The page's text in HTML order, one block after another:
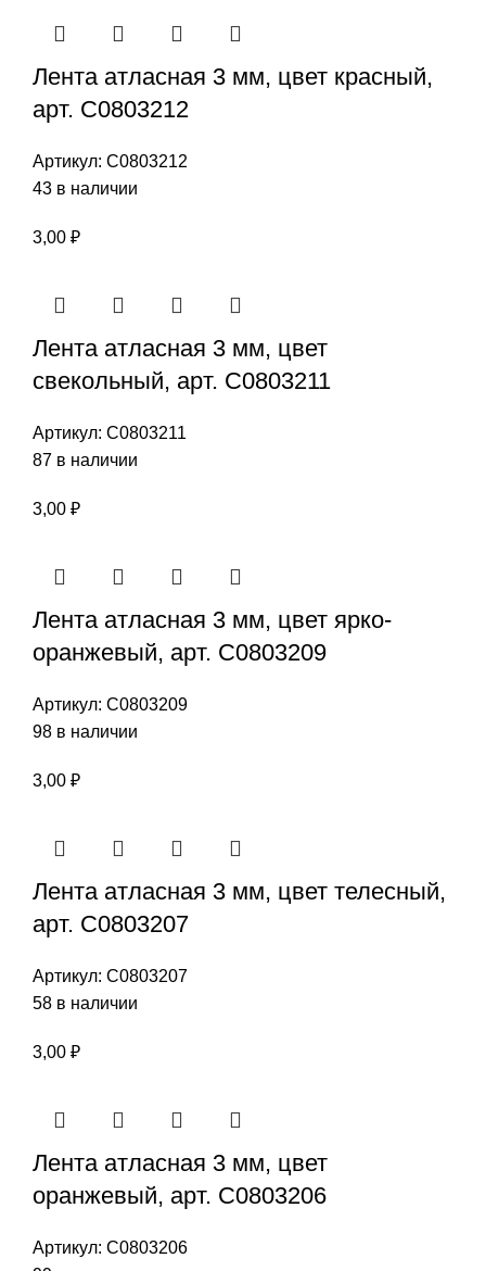
Лента атласная 3 мм, цвет красный,
арт. С0803212
Артикул: С0803212
43 в наличии
3,00 ₽
Лента атласная 3 мм, цвет
свекольный, арт. С0803211
Артикул: С0803211
87 в наличии
3,00 ₽
Лента атласная 3 мм, цвет ярко-
оранжевый, арт. С0803209
Артикул: С0803209
98 в наличии
3,00 ₽
Лента атласная 3 мм, цвет телесный,
арт. С0803207
Артикул: С0803207
58 в наличии
3,00 ₽
Лента атласная 3 мм, цвет
оранжевый, арт. С0803206
Артикул: С0803206